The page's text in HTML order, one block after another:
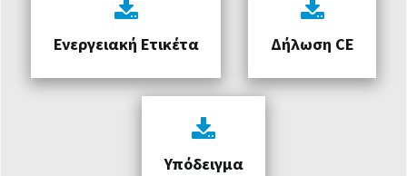
Ενεργειακή Ετικέτα Δήλωση CE
Υπόδειγμα